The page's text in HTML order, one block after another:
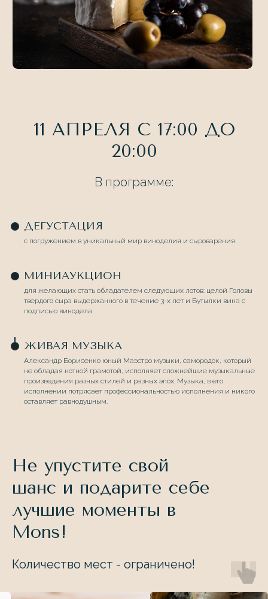
11 АПРЕЛЯ С 17:00 ДО
20:00
В программе:
ДЕГУСТАЦИЯ
с погружением в уникальный мир виноделия и сыроварения
МИНИАУКЦИОН
для желающих стать обладателем следующих лотов: целой Головы
твердого сыра выдержанного в течение 3-х лет и Бутылки вина с
подписью винодела
ЖИВАЯ МУЗЫКА
Александр Борисенко юный Маэстро музыки, самородок, который
не обладая нотной грамотой, исполняет сложнейшие музыкальные
произведения разных стилей и разных эпох. Музыка, в его
исполнении потрясает профессиональностью исполнения и никого
оставляет равнодушным.
Не упустите свой
шанс и подарите себе
лучшие моменты в
Mons!
Количество мест - ограничено!